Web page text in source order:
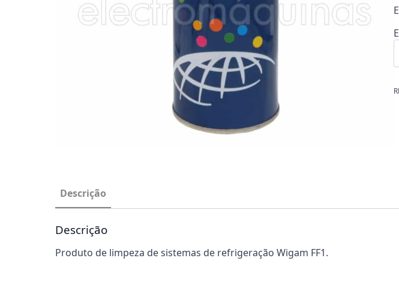
Descrição
Descrição
Produto de limpeza de sistemas de refrigeração Wigam FF1.